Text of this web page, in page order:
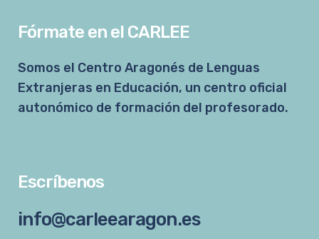
Fórmate en el CARLEE
Somos el Centro Aragonés de Lenguas
Extranjeras en Educación, un centro oficial
autonómico de formación del profesorado.
Escríbenos
info@carleearagon.es